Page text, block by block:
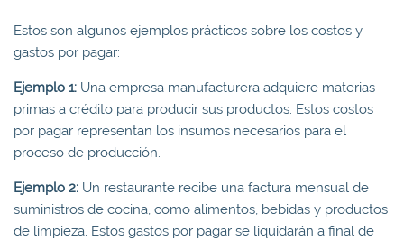
Estos son algunos ejemplos prácticos sobre los costos y
gastos por pagar:
Ejemplo 1: Una empresa manufacturera adquiere materias
primas a crédito para producir sus productos. Estos costos
por pagar representan los insumos necesarios para el
proceso de producción.
Ejemplo 2: Un restaurante recibe una factura mensual de
suministros de cocina, como alimentos, bebidas y productos
de limpieza. Estos gastos por pagar se liquidarán a final de